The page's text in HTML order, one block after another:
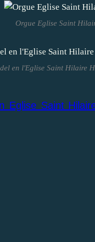
Orgue Eglise Saint
en l'Eglise Saint Hilaire
Eglise Saint